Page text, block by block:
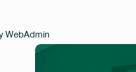
WebAdmin